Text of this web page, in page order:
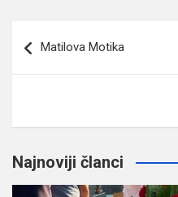
članaka
Matilova Motika
Najnoviji članci